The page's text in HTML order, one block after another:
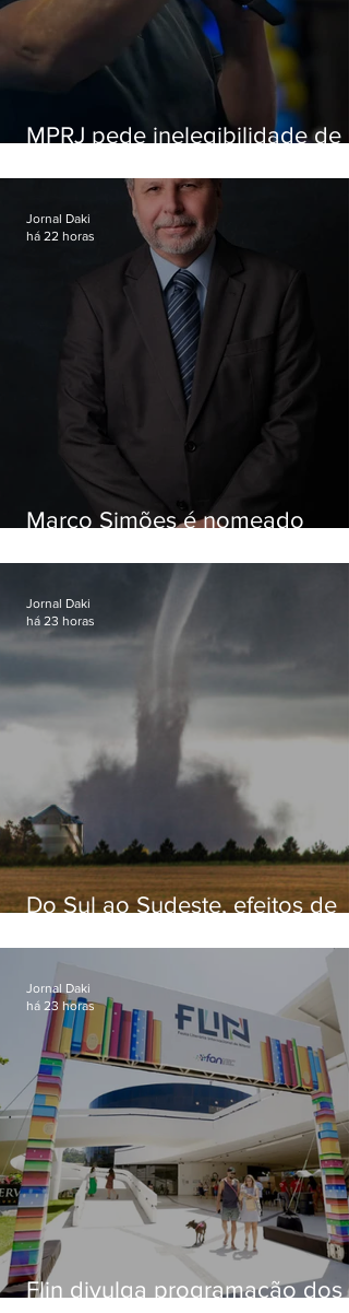
MPRJ pede inelegibilidade de
Marco Simões é nomeado
Jornal Daki
há 22 horas
Do Sul ao Sudeste, efeitos de
apreensão na população
Jornal Daki
há 23 horas
Flin divulga programação dos
Jornal Daki
há 23 horas